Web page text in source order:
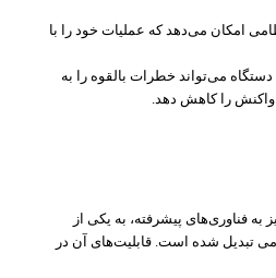
امکان می‌دهد که عملیات خود را با
دستگاه می‌تواند خطرات بالقوه را به
را کاهش دهد.
به فناوری‌های پیشرفته، به یکی از
تبدیل شده است. قابلیت‌های آن در